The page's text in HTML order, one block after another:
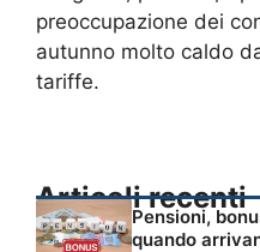
preoccupazione dei
autunno molto caldo
tariffe.
Articoli recenti
Pensioni,
quando